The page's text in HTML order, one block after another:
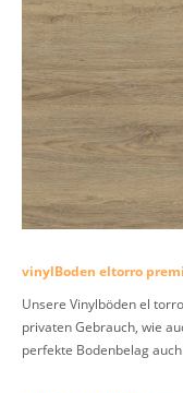
vinylBoden eltorro
Unsere Vinylböden el
privaten Gebrauch, wie
perfekte Bodenbelag